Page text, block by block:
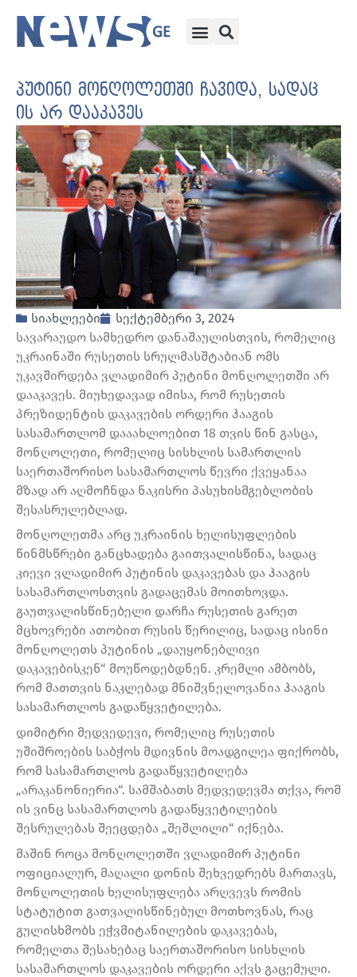
პუტინი მონღოლეთში ჩავიდა, სადაც
ის არ დააკავეს
სიახლეები
სექტემბერი 3, 2024
სავარაუდო სამხედრო დანაშაულისთვის, რომელიც
უკრაინაში რუსეთის სრულმასშტაბიან ომს
უკავშირდება ვლადიმირ პუტინი მონღოლეთში არ
დააკავეს. მიუხედავად იმისა, რომ რუსეთის
პრეზიდენტის დაკავების ორდერი ჰააგის
სასამართლომ დააახლოებით 18 თვის წინ გასცა,
მონღოლეთი, რომელიც სისხლის სამართლის
საერთაშორისო სასამართლოს წევრი ქვეყანაა
მზად არ აღმოჩნდა ნაკისრი პასუხისმგებლობის
შესასრულებლად.
მონღოლეთმა არც უკრაინის ხელისუფლების
წინმსწრები განცხადება გაითვალისწინა, სადაც
კიევი ვლადიმირ პუტინის დაკავებას და ჰააგის
სასამართლოსთვის გადაცემას მოითხოვდა.
გაუთვალისწინებელი დარჩა რუსეთის გარეთ
მცხოვრები ათობით რუსის წერილიც, სადაც ისინი
მონღოლეთს პუტინის „დაუყონებლივი
დაკავებისკენ“ მოუწოდებდნენ. კრემლი ამბობს,
რომ მათთვის ნაკლებად მნიშვნელოვანია ჰააგის
სასამართლოს გადაწყვეტილება.
დიმიტრი მედვედევი, რომელიც რუსეთის
უშიშროების საბჭოს მდივნის მოადგილეა ფიქრობს,
რომ სასამართლოს გადაწყვეტილება
„არაკანონიერია“. სამშაბათს მედვედევმა თქვა, რომ
ის ვინც სასამართლოს გადაწყვეტილების
შესრულებას შეეცდება „შეშლილი“ იქნება.
მაშინ როცა მონღოლეთში ვლადიმირ პუტინი
ოფიციალურ, მაღალი დონის შეხვედრებს მართავს,
მონღოლეთის ხელისუფლება არღვევს რომის
სტატუტით გათვალისწინებულ მოთხოვნას, რაც
გულისხმობს ეჭვმიტანილების დაკავებას,
რომელთა შესახებაც საერთაშორისო სისხლის
სასამართლოს დაკავების ორდერი აქვს გაცემული.